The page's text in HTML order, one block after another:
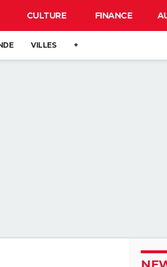
CULTURE FINANCE
VILLES +